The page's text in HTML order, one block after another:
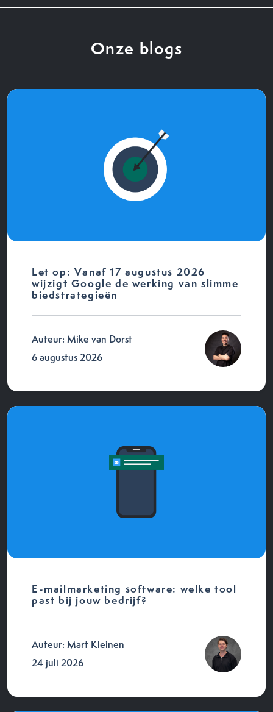
Onze blogs
Let op: Vanaf 17 augustus 2026
wijzigt Google de werking van slimme
biedstrategieën
Auteur: Mike van Dorst
6 augustus 2026
E-mailmarketing software: welke tool
past bij jouw bedrijf?
Auteur: Mart Kleinen
24 juli 2026